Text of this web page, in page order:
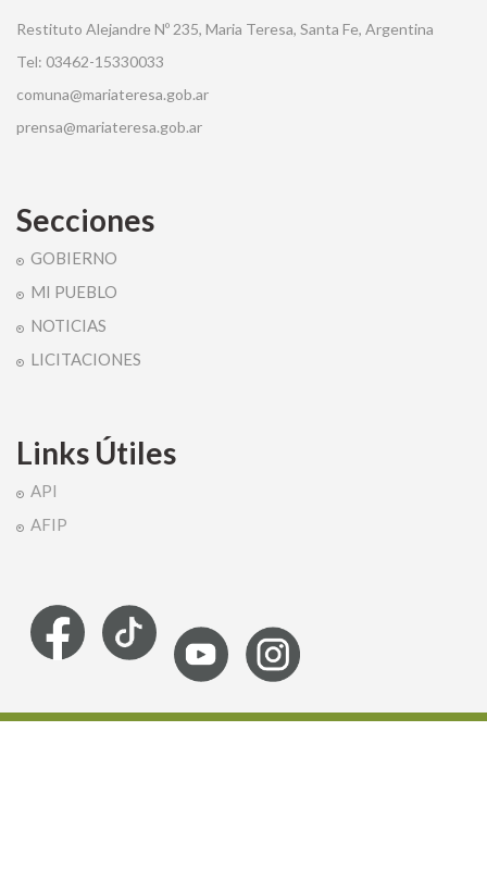
Restituto Alejandre Nº 235, Maria Teresa, Santa Fe, Argentina
Tel: 03462-15330033
comuna@mariateresa.gob.ar
prensa@mariateresa.gob.ar
Secciones
GOBIERNO
MI PUEBLO
NOTICIAS
LICITACIONES
Links Útiles
API
AFIP